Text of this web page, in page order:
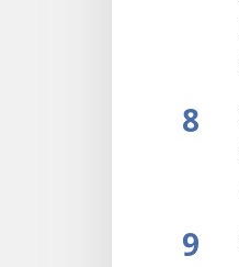
8
9